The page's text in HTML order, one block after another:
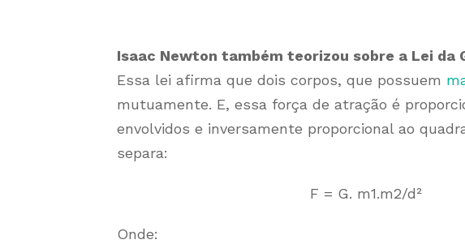
Isaac Newton também teorizou sobre a Lei da
Essa lei afirma que dois corpos, que possuem
mutuamente. E, essa força de atração é
envolvidos e inversamente proporcional ao
separa:
F = G. m1.m2/d²
Onde: